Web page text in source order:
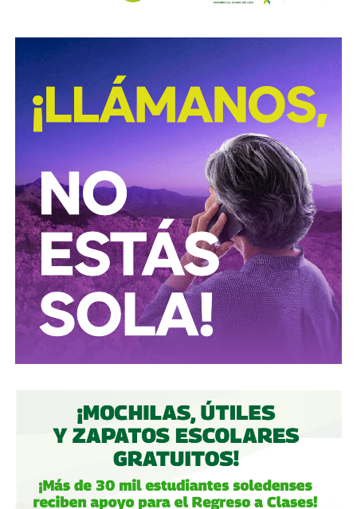
David Martínez es apodado coloquialmente como “El
Fantasma de Wall Street
”, y ha adquirido un poder
inmenso en Latinoamérica, especialmente en Argentina,
donde ha servido como negociador para la deuda nacional
y en 2017, fue considerado por Forbes como el hombre
más rico de dicho país. El regiomontano tiene un historial
documentado de tomar control de empresas en
dificultades financieras a partir de deuda: lo hizo con la
textilera CYDSA en los años 90, con la vidriera Vitro entre
2009 y 2012, y con las ya mencionadas Empresas ICA
desde 2016.
Algo similar realizó en 2020 con
del Centro Norte(OMA), el operador de, entre otros, el
Fintech compró primero acciones especiales que
garantizaban el control de la aeroportuaria y luego
concretó una oferta pública con la que en julio de 2021,
alcanzó el 30.1% de participación económica, suficiente
para mantener el control hasta que lo vendieron a la
francesa Vinci Airports en 2022 (El Economista, dic. 2020